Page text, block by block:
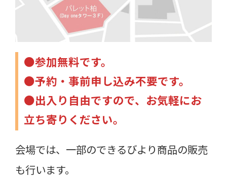
●参加無料です。
●予約・事前申し込み不要です。
●出入り自由ですので、お気軽にお
立ち寄りください。
会場では、一部のできるびより商品の販売
も行います。